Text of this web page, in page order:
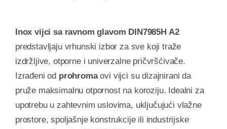
Inox vijci sa ravnom glavom DIN7985H A2
predstavljaju vrhunski izbor za sve koji traže
izdržljive, otporne i univerzalne pričvršćivače.
Izrađeni od prohromaovi vijci su dizajnirani da
pruže maksimalnu otpornost na koroziju. Idealni za
upotrebu u zahtevnim uslovima, uključujući vlažne
prostore, spoljašnje konstrukcije ili industrijske